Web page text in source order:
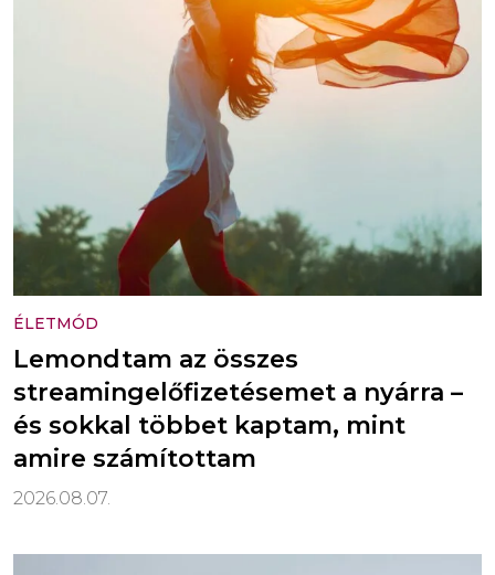
ÉLETMÓD
Lemondtam az összes
streamingelőfizetésemet a nyárra –
és sokkal többet kaptam, mint
amire számítottam
2026.08.07.